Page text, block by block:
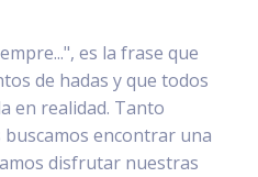
es la frase que
de hadas y que todos
en realidad. Tanto
encontrar una
disfrutar nuestras